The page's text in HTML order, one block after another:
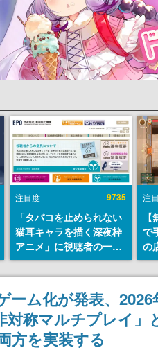
注目度 9735
「タバコを止められない
猫耳キャラを描く深夜枠
アニメ」に視聴者の一部
から批判意見。違法薬物
の使用と思わしき描写も
含めて、BPOが議論を交
わす
注
で
の
『
の
ム化が発表、2026
称マルチプレイ」
方を実装する